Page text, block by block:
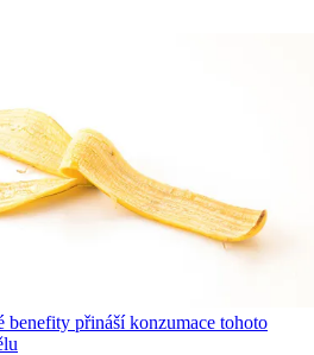
benefity přináší konzumace tohoto